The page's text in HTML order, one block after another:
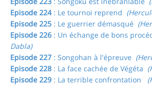
Episode 224: Le tournoi reprend
Episode 225 : Le guerrier démasqué
Episode 226 : Un échange de bons
Dabla)
Episode 227 : Songohan à l'épreuve
Episode 228 : La face cachée de Végéta
Episode 229 : La terrible confrontation